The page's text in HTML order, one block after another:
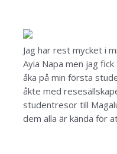
Jag har rest mycket i
Ayia Napa men jag
åka på min första
åkte med
studentresor till
dem alla är kända för